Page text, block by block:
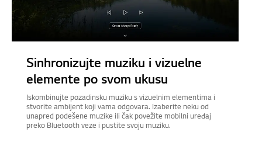
Sinhronizujte muziku i vizuelne
elemente po svom ukusu
Iskombinujte pozadinsku muziku s vizuelnim elementima i
stvorite ambijent koji vama odgovara. Izaberite neku od
unapred podešene muzike ili čak povežite mobilni uređaj
preko Bluetooth veze i pustite svoju muziku.